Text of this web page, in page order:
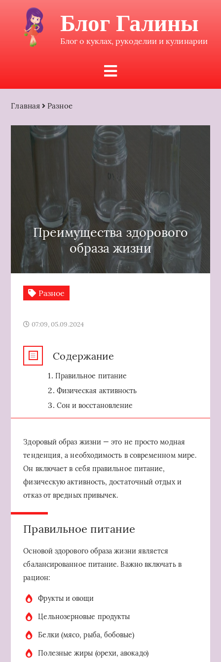
Блог Галины
Блог о куклах, рукоделии и кулинарии
Главная Разное
Преимущества здорового
образа жизни
Разное
07:09, 05.09.2024
Содержание
Правильное питание
Физическая активность
Сон и восстановление
Здоровый образ жизни — это не просто модная
тенденция, а необходимость в современном мире.
Он включает в себя правильное питание,
физическую активность, достаточный отдых и
отказ от вредных привычек.
Правильное питание
Основой здорового образа жизни является
сбалансированное питание. Важно включать в
рацион:
Фрукты и овощи
Цельнозерновые продукты
Белки (мясо, рыба, бобовые)
Полезные жиры (орехи, авокадо)